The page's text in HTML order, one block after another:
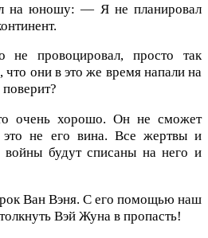
на юношу: — Я не планировал
провоцировал, просто так
что они в это же время напали на
поверит?
очень хорошо. Он не сможет
это не его вина. Все жертвы и
войны будут списаны на него и
Ван Вэня. С его помощью наш
Вэй Жуна в пропасть!